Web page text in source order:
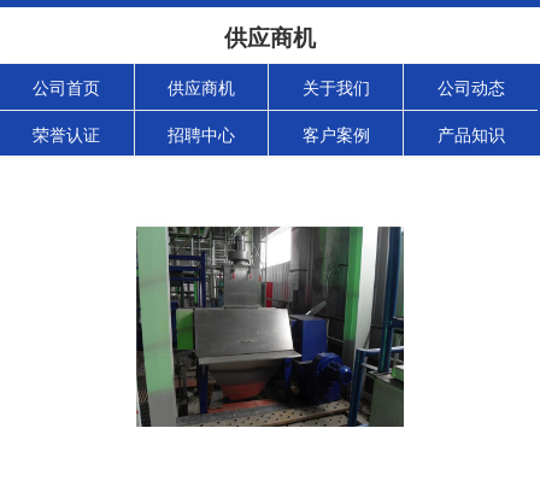
供应商机
公司首页 供应商机 关于我们 公司动态
荣誉认证 招聘中心 客户案例 产品知识